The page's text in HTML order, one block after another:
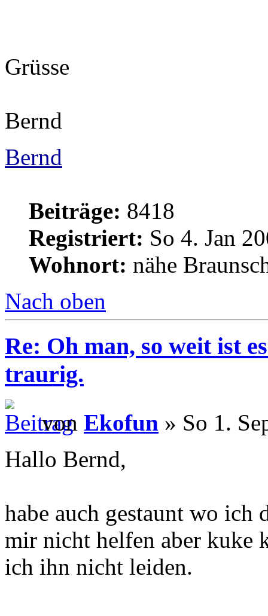
Grüsse
Bernd
Bernd
Beiträge: 8418
Registriert: So 4. Jan
Wohnort: nähe
Nach oben
Re: Oh man, so weit ist
traurig.
von Ekofun » So 1.
Hallo Bernd,
habe auch gestaunt wo ich
mir nicht helfen aber kuke
ich ihn nicht leiden.